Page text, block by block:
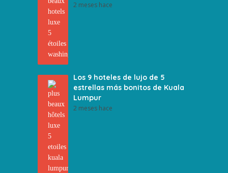
2 meses hace
Los 9 hoteles de lujo de 5
estrellas más bonitos de Kuala
Lumpur
2 meses hace